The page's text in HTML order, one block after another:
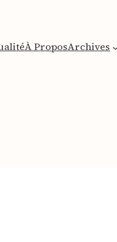
À ProposArchives